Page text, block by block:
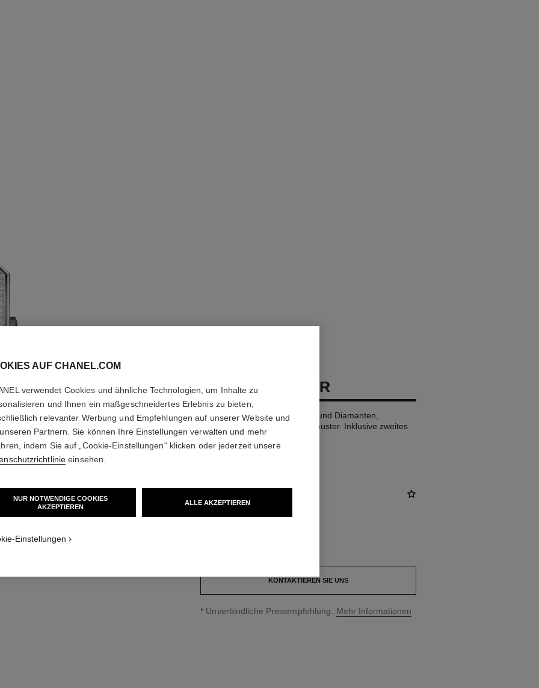
BOY·FRIEND UHR
Mittelgroßes Modell, Edelstahl und Diamanten,
Kalbslederarmband mit Steppmuster. Inklusive zweites
Armband.
Weitere Details
variante(2)
KONTAKTIEREN SIE UNS
↩
* Unverbindliche Preisempfehlung. Mehr Informationen
AUF CHANEL.COM
verwendet Cookies und ähnliche Technologien, um Inhalte zu
und Ihnen ein maßgeschneidertes Erlebnis zu bieten,
relevanter Werbung und Empfehlungen auf unserer Website und
Partnern. Sie können Ihre Einstellungen verwalten und mehr
indem Sie auf „Cookie-Einstellungen“ klicken oder jederzeit unsere
einsehen.
NUR NOTWENDIGE COOKIES
AKZEPTIEREN
ALLE AKZEPTIEREN
Einstellungen